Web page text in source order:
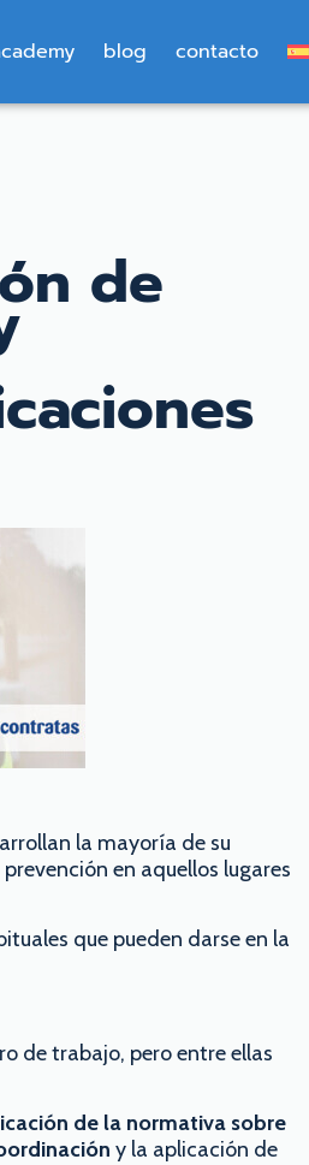
blog contacto
de
la mayoría de su
en aquellos lugares
que pueden darse en la
de trabajo, pero entre ellas
de la normativa sobre
y la aplicación de